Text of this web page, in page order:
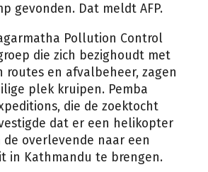
gevonden. Dat meldt AFP.
Pollution Control
die zich bezighoudt met
en afvalbeheer, zagen
plek kruipen. Pemba
die de zoektocht
dat er een helikopter
de overlevende naar een
in Kathmandu te brengen.